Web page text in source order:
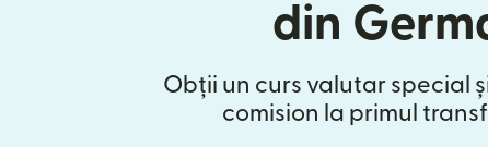
din
Obții un curs valutar special
comision la primul